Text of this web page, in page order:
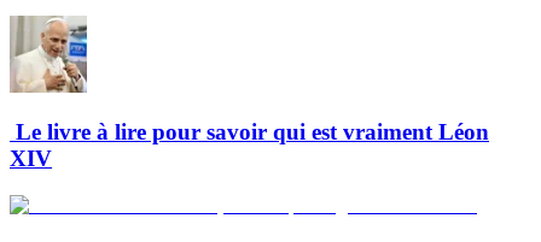
Le livre à lire pour savoir qui est vraiment Léon
XIV